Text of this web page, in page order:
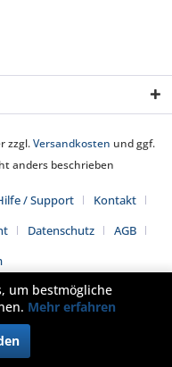
zzgl.Versandkosten und ggf.
anders beschrieben
/ Support
Kontakt
Datenschutz
AGB
um bestmögliche
Mehr erfahren